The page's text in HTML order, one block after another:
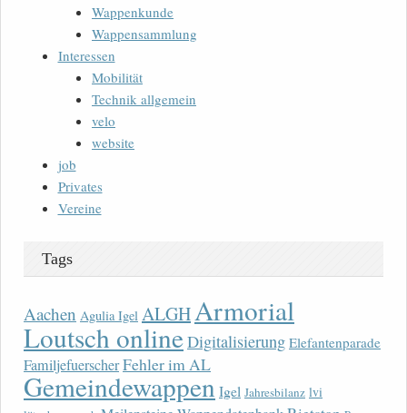
Wappenkunde
Wappensammlung
Interessen
Mobilität
Technik allgemein
velo
website
job
Privates
Vereine
Tags
Aachen Agulia Igel ALGH Armorial
Loutsch onlineDigitalisierung Elefantenparade
FamiljefuerscherFehler im AL
Gemeindewappen Igel Jahresbilanz lvi